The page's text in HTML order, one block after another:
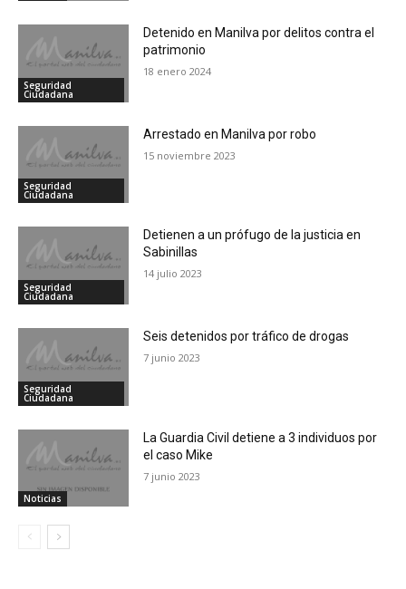
Seguridad
Ciudadana
Detenido en Manilva por delitos contra el
patrimonio
18 enero 2024
Seguridad
Ciudadana
Arrestado en Manilva por robo
15 noviembre 2023
Seguridad
Ciudadana
Detienen a un prófugo de la justicia en
Sabinillas
14 julio 2023
Seguridad
Ciudadana
Seis detenidos por tráfico de drogas
7 junio 2023
Noticias
La Guardia Civil detiene a 3 individuos por
el caso Mike
7 junio 2023